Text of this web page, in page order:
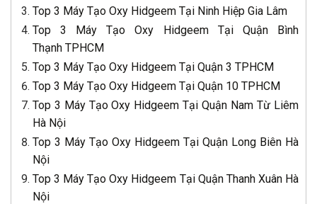
Top 3 Máy Tạo Oxy Hidgeem Tại Ninh Hiệp Gia Lâm
Top 3 Máy Tạo Oxy Hidgeem Tại Quận Bình
Thạnh TPHCM
Top 3 Máy Tạo Oxy Hidgeem Tại Quận 3 TPHCM
Top 3 Máy Tạo Oxy Hidgeem Tại Quận 10 TPHCM
Top 3 Máy Tạo Oxy Hidgeem Tại Quận Nam Từ Liêm
Hà Nội
Top 3 Máy Tạo Oxy Hidgeem Tại Quận Long Biên Hà
Nội
Top 3 Máy Tạo Oxy Hidgeem Tại Quận Thanh Xuân Hà
Nội